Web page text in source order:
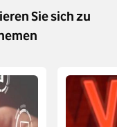
MEM sammelt Daten
die mit Ihren
Damit können Sie
und Cloud-
Sie die Zugriffe
Sie sich zu